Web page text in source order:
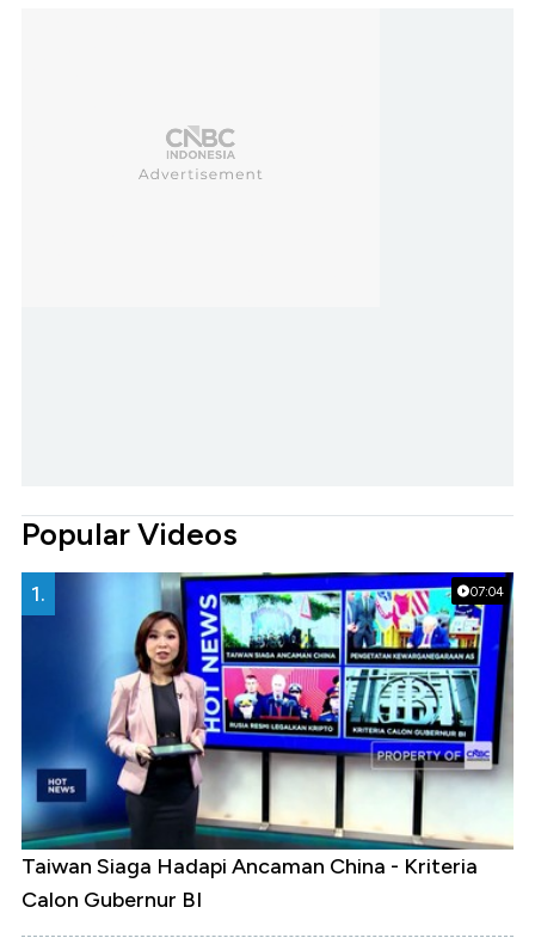
Popular Videos
07:04
1.
Taiwan Siaga Hadapi Ancaman China - Kriteria
Calon Gubernur BI